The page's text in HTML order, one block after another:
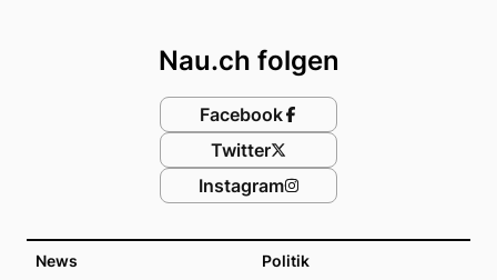
News Politik
Nau.ch folgen
Facebook
Twitter
Instagram